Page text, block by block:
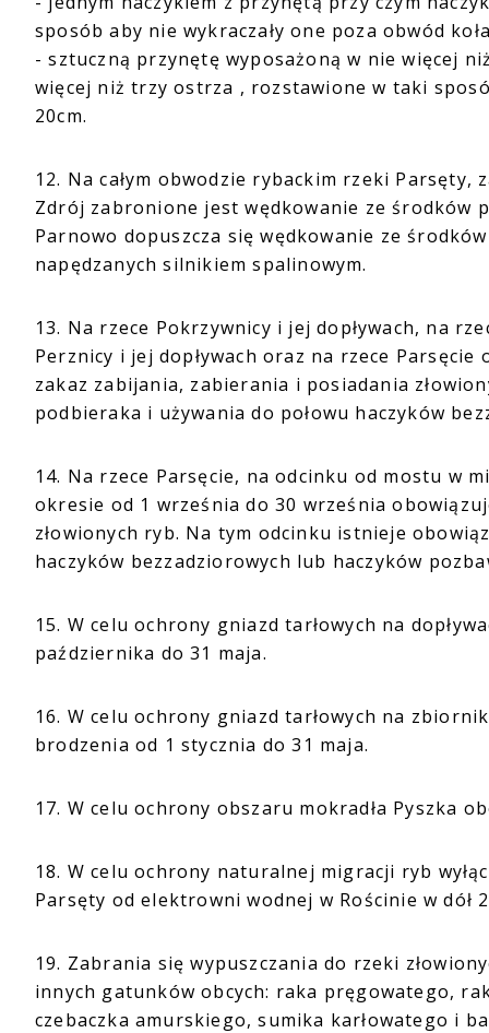
sposób aby nie wykraczały one poza obwód
- sztuczną przynętę wyposażoną w nie więcej
więcej niż trzy ostrza , rozstawione w taki
20cm.
12. Na całym obwodzie rybackim rzeki Parsęty,
Zdrój zabronione jest wędkowanie ze środków
Parnowo dopuszcza się wędkowanie ze
napędzanych silnikiem spalinowym.
13. Na rzece Pokrzywnicy i jej dopływach, na
Perznicy i jej dopływach oraz na rzece
zakaz zabijania, zabierania i posiadania
podbieraka i używania do połowu haczyków
14. Na rzece Parsęcie, na odcinku od mostu w
okresie od 1 września do 30 września
złowionych ryb. Na tym odcinku istnieje
haczyków bezzadziorowych lub haczyków
15. W celu ochrony gniazd tarłowych na
października do 31 maja.
16. W celu ochrony gniazd tarłowych na
brodzenia od 1 stycznia do 31 maja.
17. W celu ochrony obszaru mokradła Pyszka
18. W celu ochrony naturalnej migracji ryb
Parsęty od elektrowni wodnej w Rościnie w dół
19. Zabrania się wypuszczania do rzeki
innych gatunków obcych: raka pręgowatego,
czebaczka amurskiego, sumika karłowatego i